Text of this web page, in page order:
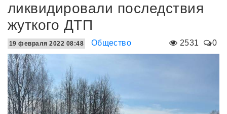
ликвидировали последствия
жуткого ДТП
2531 0
19 февраля 2022 08:48 Общество